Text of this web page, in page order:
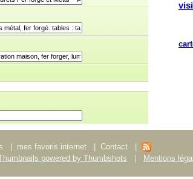
| mes favoris internet | Contact
|
powered by Thumbshots | Mentions